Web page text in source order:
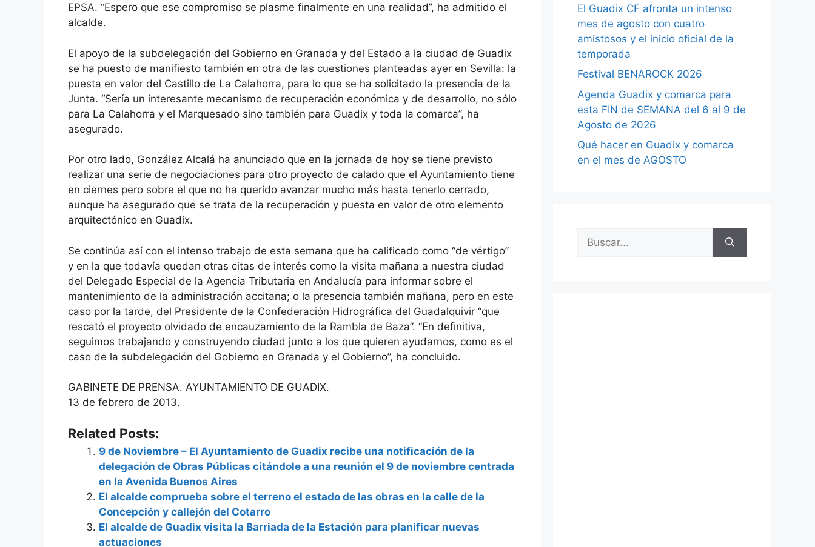
EPSA. “Espero que ese compromiso se plasme finalmente en una realidad”, ha admitido el
alcalde.
El apoyo de la subdelegación del Gobierno en Granada y del Estado a la ciudad de Guadix
se ha puesto de manifiesto también en otra de las cuestiones planteadas ayer en Sevilla: la
puesta en valor del Castillo de La Calahorra, para lo que se ha solicitado la presencia de la
Junta. “Sería un interesante mecanismo de recuperación económica y de desarrollo, no sólo
para La Calahorra y el Marquesado sino también para Guadix y toda la comarca”, ha
asegurado.
Por otro lado, González Alcalá ha anunciado que en la jornada de hoy se tiene previsto
realizar una serie de negociaciones para otro proyecto de calado que el Ayuntamiento tiene
en ciernes pero sobre el que no ha querido avanzar mucho más hasta tenerlo cerrado,
aunque ha asegurado que se trata de la recuperación y puesta en valor de otro elemento
arquitectónico en Guadix.
Se continúa así con el intenso trabajo de esta semana que ha calificado como “de vértigo”
y en la que todavía quedan otras citas de interés como la visita mañana a nuestra ciudad
del Delegado Especial de la Agencia Tributaria en Andalucía para informar sobre el
mantenimiento de la administración accitana; o la presencia también mañana, pero en este
caso por la tarde, del Presidente de la Confederación Hidrográfica del Guadalquivir “que
rescató el proyecto olvidado de encauzamiento de la Rambla de Baza”. “En definitiva,
seguimos trabajando y construyendo ciudad junto a los que quieren ayudarnos, como es el
caso de la subdelegación del Gobierno en Granada y el Gobierno”, ha concluido.
GABINETE DE PRENSA. AYUNTAMIENTO DE GUADIX.
13 de febrero de 2013.
Related Posts:
9 de Noviembre – El Ayuntamiento de Guadix recibe una notificación de la
delegación de Obras Públicas citándole a una reunión el 9 de noviembre centrada
en la Avenida Buenos Aires
El alcalde comprueba sobre el terreno el estado de las obras en la calle de la
Concepción y callejón del Cotarro
El alcalde de Guadix visita la Barriada de la Estación para planificar nuevas
actuaciones
El Guadix CF afronta un intenso
mes de agosto con cuatro
amistosos y el inicio oficial de la
temporada
Festival BENAROCK 2026
Agenda Guadix y comarca para
esta FIN de SEMANA del 6 al 9 de
Agosto de 2026
Qué hacer en Guadix y comarca
en el mes de AGOSTO
Buscar: